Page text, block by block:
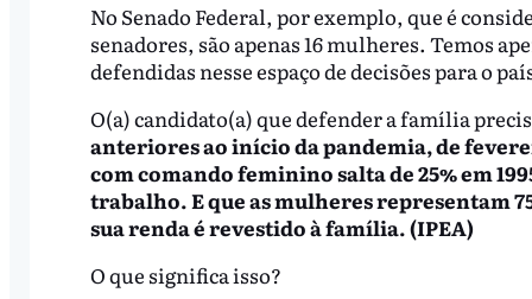
No Senado Federal, por exemplo, que é
senadores, são apenas 16 mulheres. Temos
defendidas nesse espaço de decisões para o
O(a) candidato(a) que defender a família
anteriores ao início da pandemia, de
com comando feminino salta de 25% em
trabalho. E que as mulheres representam
sua renda é revestido à família. (IPEA)
O que significa isso?